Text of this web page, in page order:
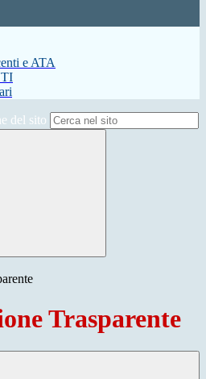
e ATA
del sito
Trasparente